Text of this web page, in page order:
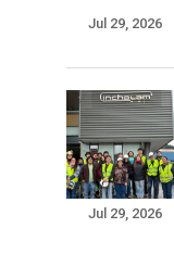
Jul 29, 2026
Jul 29, 2026